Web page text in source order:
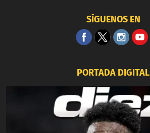
SÍGUENOS EN
PORTADA DIGITAL